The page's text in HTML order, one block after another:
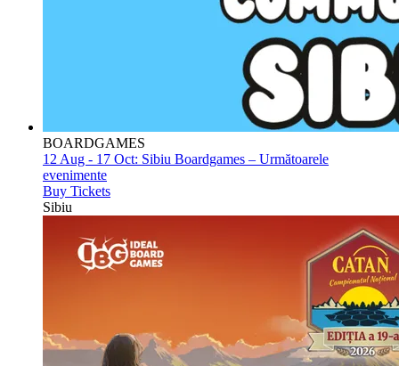
BOARDGAMES
12 Aug - 17 Oct: Sibiu Boardgames – Următoarele
evenimente
Buy Tickets
Sibiu